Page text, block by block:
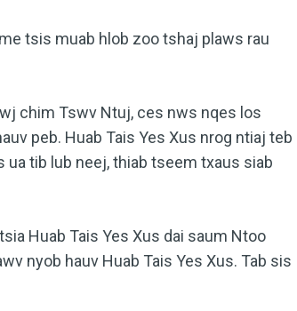
tsis muab hlob zoo tshaj plaws rau
chim Tswv Ntuj, ces nws nqes los
peb. Huab Tais Yes Xus nrog ntiaj teb
tib lub neej, thiab tseem txaus siab
Huab Tais Yes Xus dai saum Ntoo
nyob hauv Huab Tais Yes Xus. Tab sis